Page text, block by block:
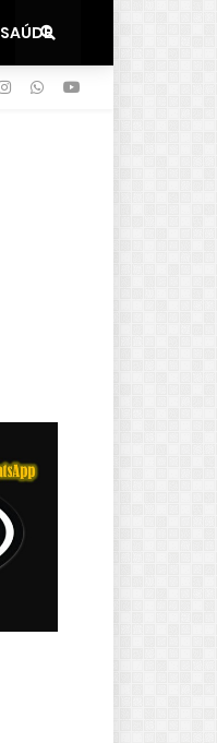
SAÚDE